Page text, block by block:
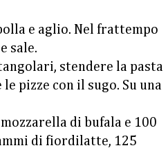
e aglio. Nel frattempo
sale.
stendere la pasta
pizze con il sugo. Su una
di bufala e 100
di fiordilatte, 125